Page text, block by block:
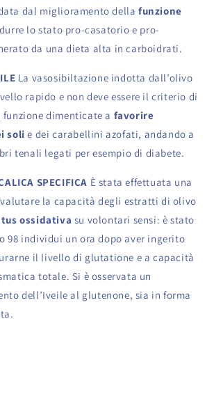
dal miglioramento dellafunzione
lo stato pro-casatorio e pro-
da una dieta alta in carboidrati.
La vasosibiltazione indotta dall’olivo
rapido e non deve essere il criterio di
dimenticate a favorire
soli e dei carabellini azofati, andando a
tenali legati per esempio di diabete.
SPECIFICA È stata effettuata una
la capacità degli estratti di olivo
ossidativa su volontari sensi: è stato
98 individui un ora dopo aver ingerito
il livello di glutatione e a capacità
totale. Si è osservata un
dell’Iveile al glutenone, sia in forma